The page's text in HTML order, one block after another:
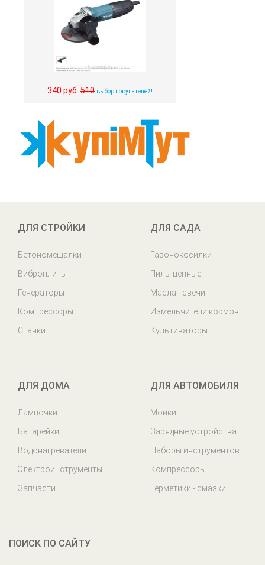
340 руб. 510 выбор покупателей!
ДЛЯ СТРОЙКИ
Бетономешалки
Виброплиты
Генераторы
Компрессоры
Станки
ДЛЯ САДА
Газонокосилки
Пилы цепные
Масла - свечи
Измельчители кормов
Культиваторы
ДЛЯ ДОМА
Лампочки
Батарейки
Водонагреватели
Электроинструменты
Запчасти
ДЛЯ АВТОМОБИЛЯ
Мойки
Зарядные устройства
Наборы инструментов
Компрессоры
Герметики - смазки
ПОИСК ПО САЙТУ